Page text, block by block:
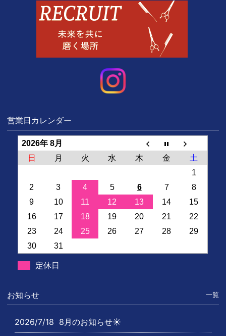
営業日カレンダー
2026年 8月
日
月 火 水 木 金
土
1
2
3 4 5 6 7
8
9
10 11 12 13 14
15
16
17 18 19 20 21
22
23
24 25 26 27 28
29
30
31
定休日
お知らせ 一覧
2026/7/18 8月のお知らせ☀️